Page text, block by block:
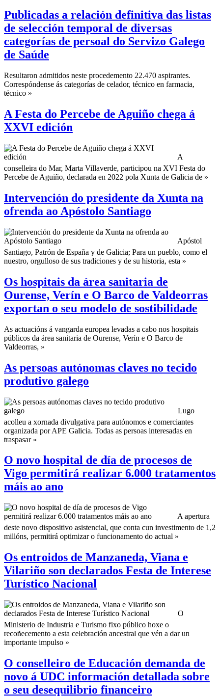
Publicadas a relación definitiva das listas
de selección temporal de diversas
categorías de persoal do Servizo Galego
de Saúde
Resultaron admitidos neste procedemento 22.470 aspirantes.
Correspóndense ás categorías de celador, técnico en farmacia,
técnico »
A Festa do Percebe de Aguiño chega á
XXVI edición
A
conselleira do Mar, Marta Villaverde, participou na XVI Festa do
Percebe de Aguiño, declarada en 2022 pola Xunta de Galicia de »
Intervención do presidente da Xunta na
ofrenda ao Apóstolo Santiago
Apóstol
Santiago, Patrón de España y de Galicia; Para un pueblo, como el
nuestro, orgulloso de sus tradiciones y de su historia, esta »
Os hospitais da área sanitaria de
Ourense, Verín e O Barco de Valdeorras
exportan o seu modelo de sostibilidade
As actuacións á vangarda europea levadas a cabo nos hospitais
públicos da área sanitaria de Ourense, Verín e O Barco de
Valdeorras, »
As persoas autónomas claves no tecido
produtivo galego
Lugo
acolleu a xornada divulgativa para autónomos e comerciantes
organizada por APE Galicia. Todas as persoas interesadas en
traspasar »
O novo hospital de día de procesos de
Vigo permitirá realizar 6.000 tratamentos
máis ao ano
A apertura
deste novo dispositivo asistencial, que conta cun investimento de 1,2
millóns, permitirá optimizar o funcionamento do actual »
Os entroidos de Manzaneda, Viana e
Vilariño son declarados Festa de Interese
Turístico Nacional
O
Ministerio de Industria e Turismo fixo público hoxe o
recoñecemento a esta celebración ancestral que vén a dar un
importante impulso »
O conselleiro de Educación demanda de
novo á UDC información detallada sobre
o seu desequilibrio financeiro